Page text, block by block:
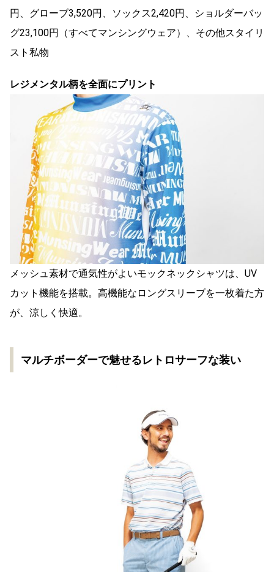
円、グローブ3,520円、ソックス2,420円、ショルダーバッ
グ23,100円（すべてマンシングウェア）、その他スタイリ
スト私物
レジメンタル柄を全面にプリント
メッシュ素材で通気性がよいモックネックシャツは、UV
カット機能を搭載。高機能なロングスリーブを一枚着た方
が、涼しく快適。
マルチボーダーで魅せるレトロサーフな装い